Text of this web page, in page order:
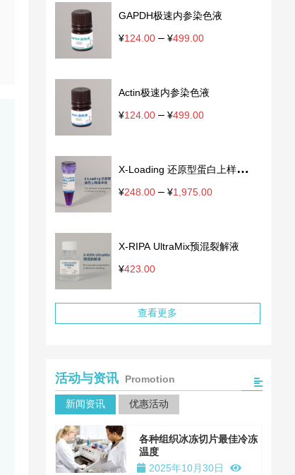
GAPDH极速内参染色液
¥124.00 – ¥499.00价
¥124.00
至
Actin极速内参染色液
¥124.00 – ¥499.00价
¥124.00
至
X-Loading 还原型蛋白上样缓冲
液
¥248.00 – ¥1,975.00价
¥248.00
X-RIPA UltraMix预混裂解液
¥423.00
查看更多
活动与资讯 Promotion
新闻资讯 优惠活动
各种组织冰冻切片最佳冷冻
温度
2025年10月30日